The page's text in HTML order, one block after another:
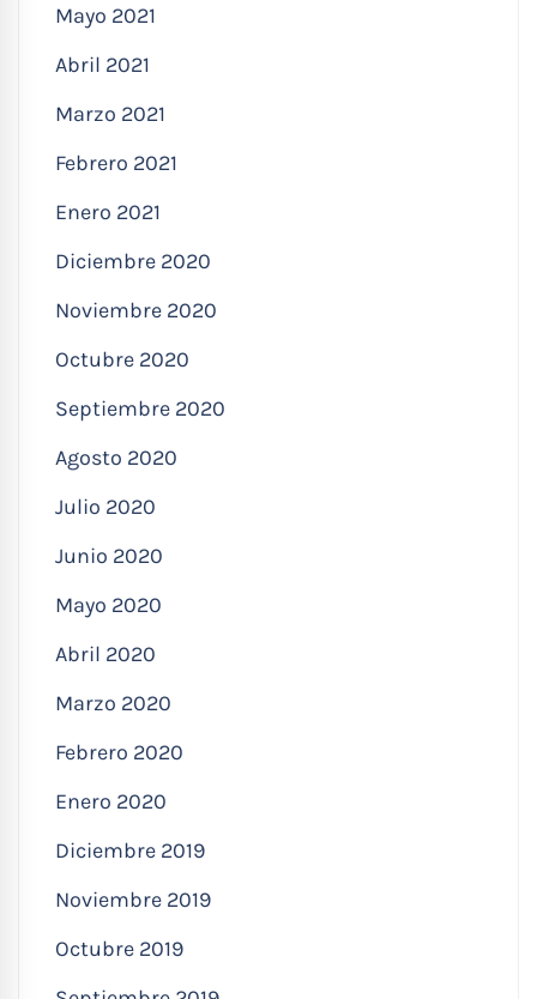
Mayo 2021
Abril 2021
Marzo 2021
Febrero 2021
Enero 2021
Diciembre 2020
Noviembre 2020
Octubre 2020
Septiembre 2020
Agosto 2020
Julio 2020
Junio 2020
Mayo 2020
Abril 2020
Marzo 2020
Febrero 2020
Enero 2020
Diciembre 2019
Noviembre 2019
Octubre 2019